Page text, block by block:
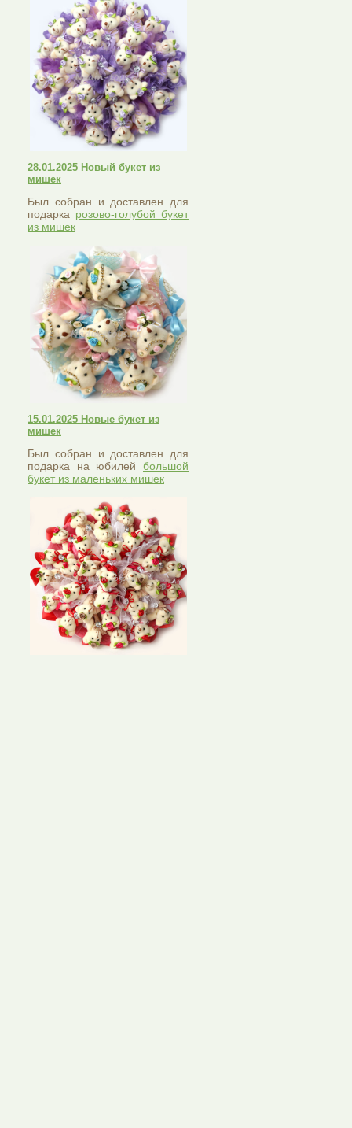
28.01.2025 Новый букет из
мишек
Был собран и доставлен для
подарка розово-голубой букет
из мишек
15.01.2025 Новые букет из
мишек
Был собран и доставлен для
подарка на юбилей большой
букет из маленьких мишек